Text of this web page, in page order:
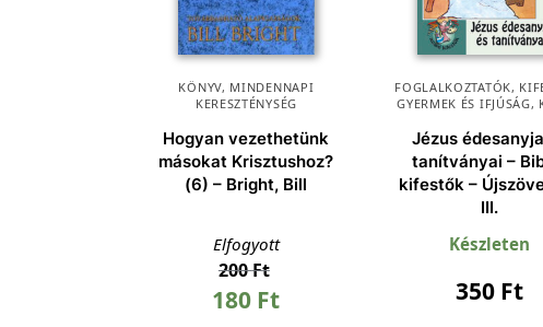
KÖNYV, MINDENNAPI
KERESZTÉNYSÉG
Hogyan vezethetünk
másokat Krisztushoz?
(6) – Bright, Bill
Elfogyott
200Ft
180 Ft
FOGLALKOZTATÓK,
GYERMEK ÉS IFJÚSÁG,
Jézus
tanítványai –
kifestők –
III.
Készleten
350 Ft